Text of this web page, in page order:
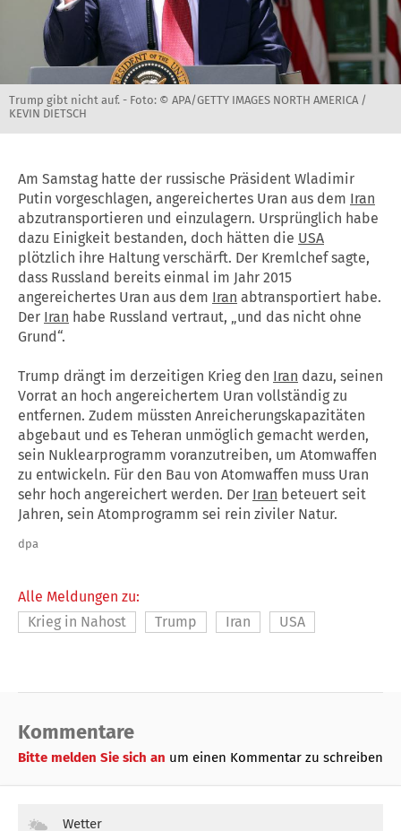
Trump gibt nicht auf. - Foto: © APA/GETTY IMAGES NORTH AMERICA /
KEVIN DIETSCH
Am Samstag hatte der russische Präsident Wladimir
Putin vorgeschlagen, angereichertes Uran aus dem Iran
abzutransportieren und einzulagern. Ursprünglich habe
dazu Einigkeit bestanden, doch hätten die USA
plötzlich ihre Haltung verschärft. Der Kremlchef sagte,
dass Russland bereits einmal im Jahr 2015
angereichertes Uran aus dem Iran abtransportiert habe.
Der Iran habe Russland vertraut, „und das nicht ohne
Grund“.
Trump drängt im derzeitigen Krieg den Iran dazu, seinen
Vorrat an hoch angereichertem Uran vollständig zu
entfernen. Zudem müssten Anreicherungskapazitäten
abgebaut und es Teheran unmöglich gemacht werden,
sein Nuklearprogramm voranzutreiben, um Atomwaffen
zu entwickeln. Für den Bau von Atomwaffen muss Uran
sehr hoch angereichert werden. Der Iran beteuert seit
Jahren, sein Atomprogramm sei rein ziviler Natur.
dpa
Alle Meldungen zu:
Krieg in Nahost
Trump Iran USA
Kommentare
Bitte melden Sie sich an um einen Kommentar zu schreiben
Wetter